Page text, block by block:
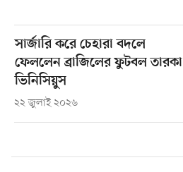
সার্জারি করে চেহারা বদলে
ফেললেন ব্রাজিলের ফুটবল তারকা
ভিনিসিয়ুস
২২ জুলাই ২০২৬